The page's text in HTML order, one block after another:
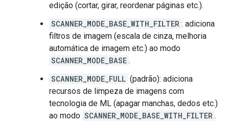
edição (cortar, girar, reordenar páginas etc.).
SCANNER_MODE_BASE_WITH_FILTER : adiciona
filtros de imagem (escala de cinza, melhoria
automática de imagem etc.) ao modo
SCANNER_MODE_BASE .
SCANNER_MODE_FULL (padrão): adiciona
recursos de limpeza de imagens com
tecnologia de ML (apagar manchas, dedos etc.)
ao modo SCANNER_MODE_BASE_WITH_FILTER .